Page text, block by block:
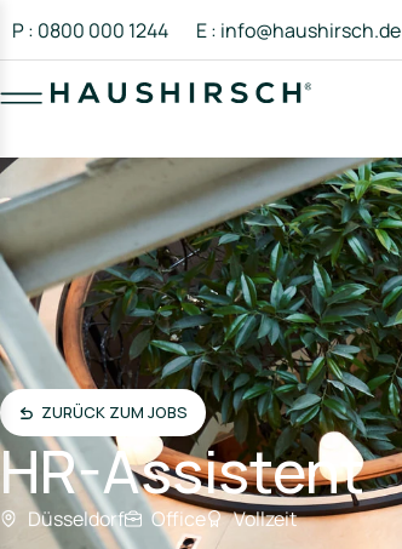
P : 0800 000 1244 E : info@haushirsch.de
ZURÜCK ZUM JOBS
HR-Assistent
Düsseldorf Office Vollzeit